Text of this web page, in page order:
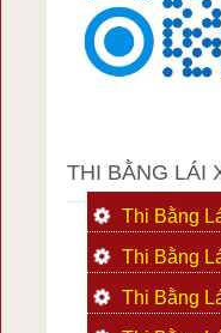
THI BẰNG LÁI
Thi Bằng
Thi Bằng
Thi Bằng